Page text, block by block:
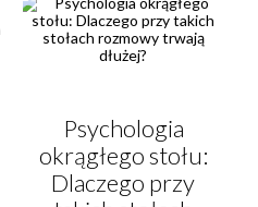
Psychologia
okrągłego stołu:
Dlaczego przy